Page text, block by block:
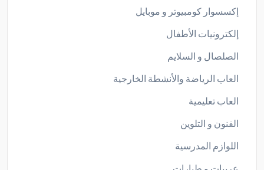
إكسسوار كومبيوتر و موبايل
إلكترونيات الأطفال
الصلصال و السلايم
العاب الرياضة والأنشطة الخارجية
العاب تعليمية
الفنون و التلوين
اللوازم المدرسية